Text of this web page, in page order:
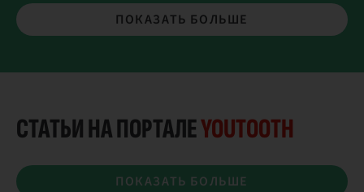
ПОКАЗАТЬ БОЛЬШЕ
СТАТЬИ НА ПОРТАЛЕYOUTOOTH
ПОКАЗАТЬ БОЛЬШЕ